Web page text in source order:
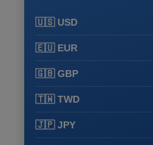
🇺🇸 USD
🇪🇺 EUR
🇬🇧 GBP
🇹🇼 TWD
🇯🇵 JPY